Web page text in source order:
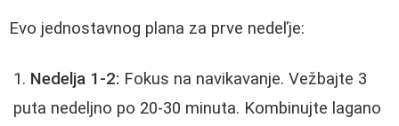
Evo jednostavnog plana za prve nedeľje:
Nedelja 1-2: Fokus na navikavanje. Vežbajte 3
puta nedeljno po 20-30 minuta. Kombinujte lagano